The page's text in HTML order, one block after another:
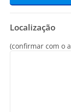
Localização
(confirmar com o